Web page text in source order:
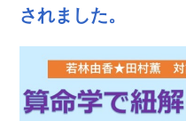
されました。